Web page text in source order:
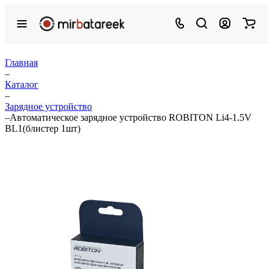
Главная
–
Каталог
–
Зарядное устройство
–Автоматическое зарядное устройство ROBITON Li4-1.5V
BL1(блистер 1шт)